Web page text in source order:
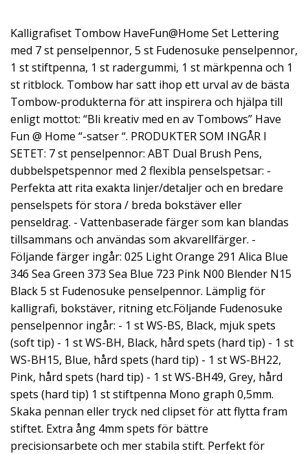
Kalligrafiset Tombow HaveFun@Home Set Lettering
med 7 st penselpennor, 5 st Fudenosuke penselpennor,
1 st stiftpenna, 1 st radergummi, 1 st märkpenna och 1
st ritblock. Tombow har satt ihop ett urval av de bästa
Tombow-produkterna för att inspirera och hjälpa till
enligt mottot: “Bli kreativ med en av Tombows” Have
Fun @ Home “-satser “. PRODUKTER SOM INGÅR I
SETET: 7 st penselpennor: ABT Dual Brush Pens,
dubbelspetspennor med 2 flexibla penselspetsar: -
Perfekta att rita exakta linjer/detaljer och en bredare
penselspets för stora / breda bokstäver eller
penseldrag. - Vattenbaserade färger som kan blandas
tillsammans och användas som akvarellfärger. -
Följande färger ingår: 025 Light Orange 291 Alica Blue
346 Sea Green 373 Sea Blue 723 Pink N00 Blender N15
Black 5 st Fudenosuke penselpennor. Lämplig för
kalligrafi, bokstäver, ritning etc.Följande Fudenosuke
penselpennor ingår: - 1 st WS-BS, Black, mjuk spets
(soft tip) - 1 st WS-BH, Black, hård spets (hard tip) - 1 st
WS-BH15, Blue, hård spets (hard tip) - 1 st WS-BH22,
Pink, hård spets (hard tip) - 1 st WS-BH49, Grey, hård
spets (hard tip) 1 st stiftpenna Mono graph 0,5mm.
Skaka pennan eller tryck ned clipset för att flytta fram
stiftet. Extra ång 4mm spets för bättre
precisionsarbete och mer stabila stift. Perfekt för